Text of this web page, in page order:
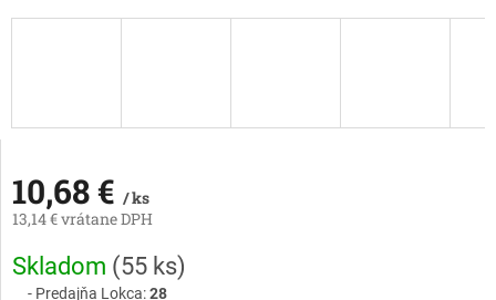
10,68 € / ks
13,14 € vrátane DPH
Jednotková
cena:
Skladom (55 ks)
Predajňa Lokca:28